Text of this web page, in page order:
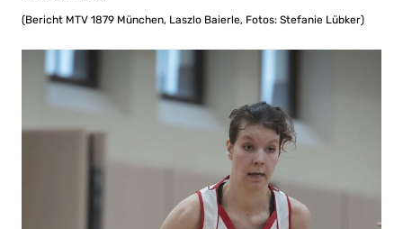
(Bericht MTV 1879 München, Laszlo Baierle, Fotos: Stefanie Lübker)